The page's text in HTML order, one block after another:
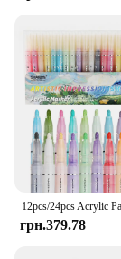
грн.379.78